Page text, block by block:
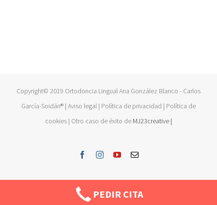
Copyright© 2019 Ortodoncia Lingual Ana González Blanco - Carlos
García-Soidán® | Aviso legal | Política de privacidad | Política de
cookies | Otro caso de éxito de MJ23creative |
FacebookInstagramYouTubeEmail
PEDIR CITA